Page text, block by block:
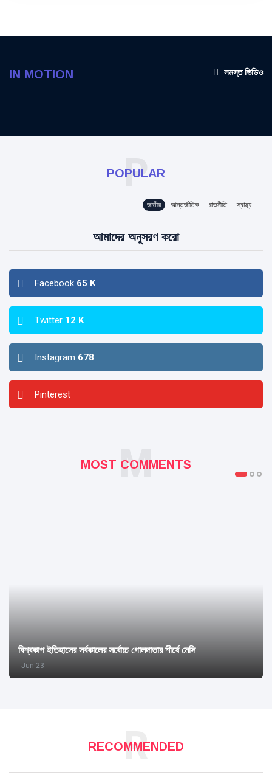
IN MOTION সমস্ত ভিডিও
POPULAR
P
জাতীয় আন্তর্জাতিক রাজনীতি স্বাস্থ্য
আমাদের অনুসরণ করো
Facebook 65 K
Twitter 12 K
Instagram 678
Pinterest
MOST COMMENTS
M
বিশ্বকাপ ইতিহাসের সর্বকালের সর্বোচ্চ গোলদাতার শীর্ষে মেসি
Jun 23
RECOMMENDED
R